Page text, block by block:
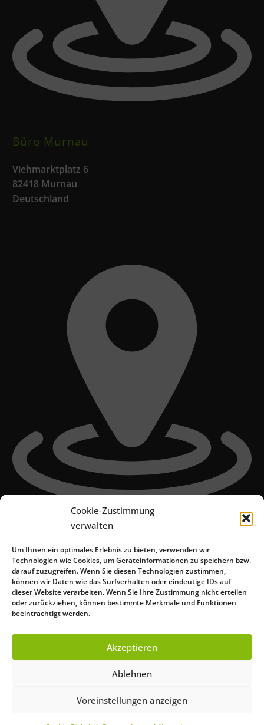
Cookie-Zustimmung
verwalten
Um Ihnen ein optimales Erlebnis zu bieten, verwenden wir
Technologien wie Cookies, um Geräteinformationen zu speichern bzw.
darauf zuzugreifen. Wenn Sie diesen Technologien zustimmen,
können wir Daten wie das Surfverhalten oder eindeutige IDs auf
dieser Website verarbeiten. Wenn Sie Ihre Zustimmung nicht erteilen
oder zurückziehen, können bestimmte Merkmale und Funktionen
beeinträchtigt werden.
Akzeptieren
Ablehnen
Voreinstellungen anzeigen
Büro Murnau
Viehmarktplatz 6
82418 Murnau
Deutschland
Büro Dresden
Schandauer Str. 64
01277 Dresden
Deutschland